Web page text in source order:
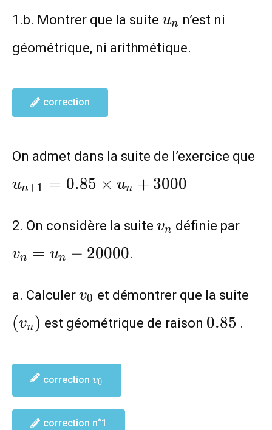
1.b. Montrer que la suite u_n
un n’est ni
géométrique, ni arithmétique.
correction
On admet dans la suite de l’exercice que
un+1 = 0.85 × un + 3000
2. On considère la suite v_n
vn définie par
vn = un − 20000.
a. Calculer v_0
v0 et démontrer que la suite
(vn ) est géométrique de raison 0.85
0.85 .
correction v_0
v0
correction n°1